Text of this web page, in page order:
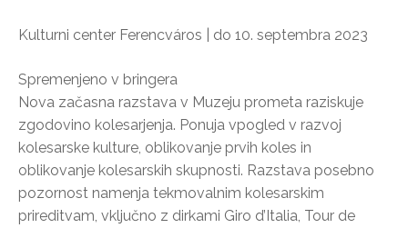
Kulturni center Ferencváros | do 10. septembra 2023
Spremenjeno v bringera
Nova začasna razstava v Muzeju prometa raziskuje
zgodovino kolesarjenja. Ponuja vpogled v razvoj
kolesarske kulture, oblikovanje prvih koles in
oblikovanje kolesarskih skupnosti. Razstava posebno
pozornost namenja tekmovalnim kolesarskim
prireditvam, vključno z dirkami Giro d’Italia, Tour de